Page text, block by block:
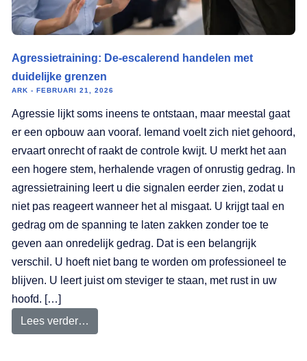
Agressietraining: De-escalerend handelen met
duidelijke grenzen
ARK FEBRUARI 21, 2026
Agressie lijkt soms ineens te ontstaan, maar meestal gaat
er een opbouw aan vooraf. Iemand voelt zich niet gehoord,
ervaart onrecht of raakt de controle kwijt. U merkt het aan
een hogere stem, herhalende vragen of onrustig gedrag. In
agressietraining leert u die signalen eerder zien, zodat u
niet pas reageert wanneer het al misgaat. U krijgt taal en
gedrag om de spanning te laten zakken zonder toe te
geven aan onredelijk gedrag. Dat is een belangrijk
verschil. U hoeft niet bang te worden om professioneel te
blijven. U leert juist om steviger te staan, met rust in uw
hoofd. […]
Lees verder…